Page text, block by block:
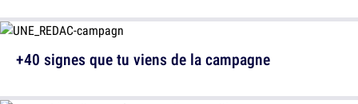
+40 signes que tu viens de la campagne